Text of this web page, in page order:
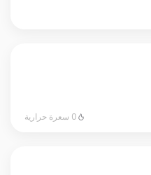
0 سعرة حرارية